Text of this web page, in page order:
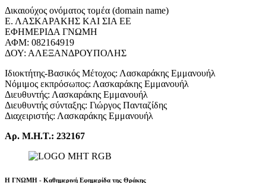
Δικαιούχος ονόματος τομέα (domain name)
Ε. ΛΑΣΚΑΡΑΚΗΣ ΚΑΙ ΣΙΑ ΕΕ
ΕΦΗΜΕΡΙΔΑ ΓΝΩΜΗ
ΑΦΜ: 082164919
ΔΟΥ: ΑΛΕΞΑΝΔΡΟΥΠΟΛΗΣ
Ιδιοκτήτης-Βασικός Μέτοχος: Λασκαράκης Εμμανουήλ
Νόμιμος εκπρόσωπος: Λασκαράκης Εμμανουήλ
Διευθυντής: Λασκαράκης Εμμανουήλ
Διευθυντής σύνταξης: Γιώργος Πανταζίδης
Διαχειριστής: Λασκαράκης Εμμανουήλ
Αρ. Μ.Η.Τ.: 232167
Η ΓΝΩΜΗ - Καθημερινή Εφημερίδα της Θράκης